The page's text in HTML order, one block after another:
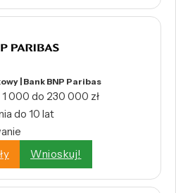
| Bank BNP Paribas
000 do 230 000 zł
do 10 lat
Wnioskuj!